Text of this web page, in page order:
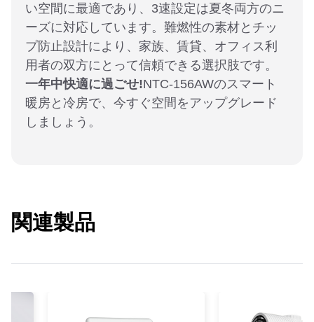
い空間に最適であり、3速設定は夏冬両方のニ
ーズに対応しています。難燃性の素材とチッ
プ防止設計により、家族、賃貸、オフィス利
用者の双方にとって信頼できる選択肢です。
一年中快適に過ごせ!NTC-156AWのスマート
暖房と冷房で、今すぐ空間をアップグレード
しましょう。
関連製品